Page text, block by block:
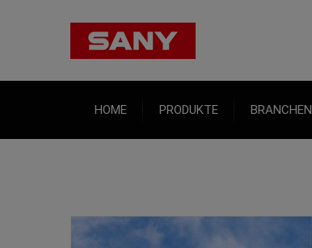
HOME PRODUKTE BRANCHEN